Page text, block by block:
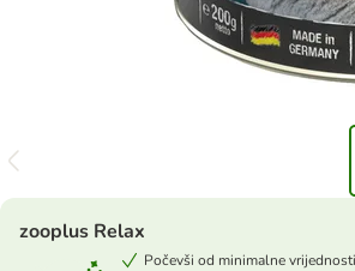
zooplus Relax
Počevši od minimalne